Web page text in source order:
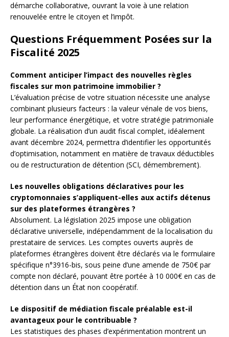
démarche collaborative, ouvrant la voie à une relation
renouvelée entre le citoyen et l’impôt.
Questions Fréquemment Posées sur la
Fiscalité 2025
Comment anticiper l’impact des nouvelles règles
fiscales sur mon patrimoine immobilier ?
L’évaluation précise de votre situation nécessite une analyse
combinant plusieurs facteurs : la valeur vénale de vos biens,
leur performance énergétique, et votre stratégie patrimoniale
globale. La réalisation d’un audit fiscal complet, idéalement
avant décembre 2024, permettra d’identifier les opportunités
d’optimisation, notamment en matière de travaux déductibles
ou de restructuration de détention (SCI, démembrement).
Les nouvelles obligations déclaratives pour les
cryptomonnaies s’appliquent-elles aux actifs détenus
sur des plateformes étrangères ?
Absolument. La législation 2025 impose une obligation
déclarative universelle, indépendamment de la localisation du
prestataire de services. Les comptes ouverts auprès de
plateformes étrangères doivent être déclarés via le formulaire
spécifique n°3916-bis, sous peine d’une amende de 750€ par
compte non déclaré, pouvant être portée à 10 000€ en cas de
détention dans un État non coopératif.
Le dispositif de médiation fiscale préalable est-il
avantageux pour le contribuable ?
Les statistiques des phases d’expérimentation montrent un